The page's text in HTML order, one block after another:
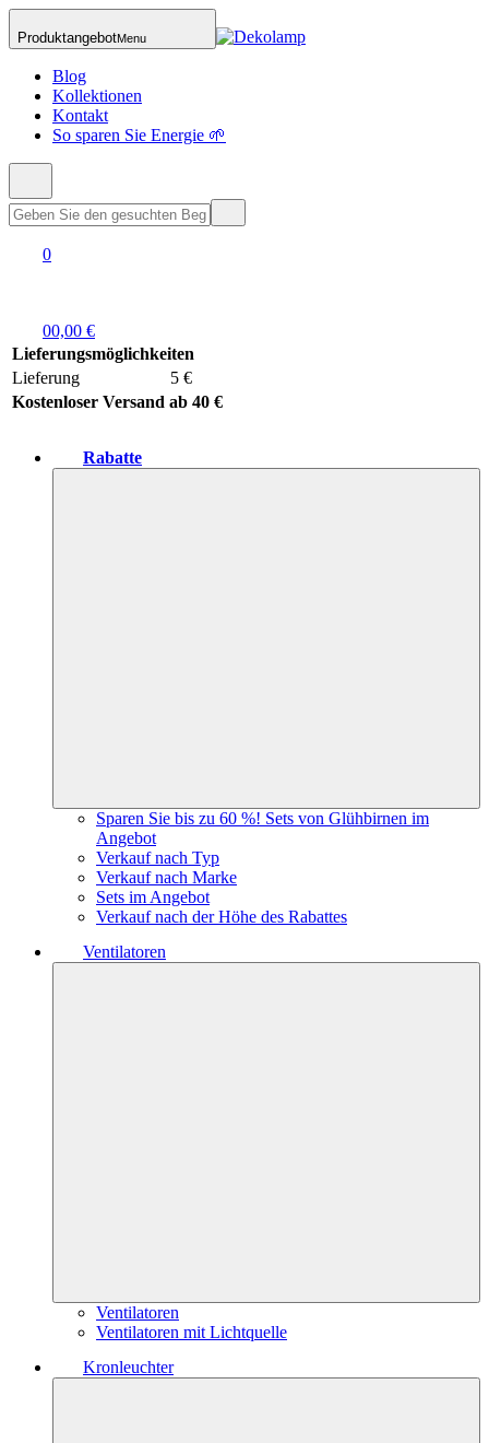
ProduktangebotMenu
Blog
Kollektionen
Kontakt
So sparen Sie Energie 🌱
0
00,00 €
Lieferungsmöglichkeiten
Lieferung
5 €
Kostenloser Versand ab 40 €
Rabatte
Sparen Sie bis zu 60 %! Sets von Glühbirnen im
Angebot
Verkauf nach Typ
Verkauf nach Marke
Sets im Angebot
Verkauf nach der Höhe des Rabattes
Ventilatoren
Ventilatoren
Ventilatoren mit Lichtquelle
Kronleuchter